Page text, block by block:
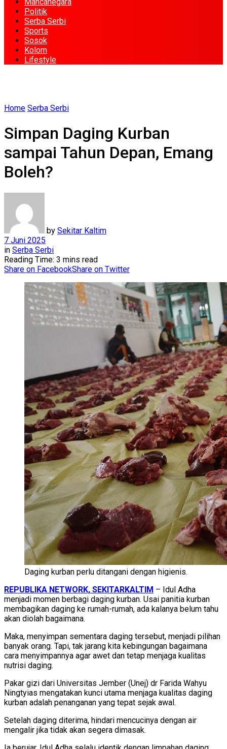
Politik
Serba Serbi
Sports
Sosok
Kolom
Lifestyle
Home Serba Serbi
Simpan Daging Kurban
sampai Tahun Depan, Emang
Boleh?
by Sekitar Kaltim
7 Juni 2025
in Serba Serbi
Reading Time: 3 mins read
Share on FacebookShare on Twitter
Daging kurban perlu ditangani dengan higienis.
REPUBLIKA NETWORK, SEKITARKALTIM – Idul Adha
menjadi momen berbagi daging kurban. Usai panitia kurban
membagikan daging ke rumah-rumah, ada kalanya belum tahu
akan diolah bagaimana.
Maka, menyimpan sementara daging tersebut, menjadi pilihan
banyak orang. Tapi, tak jarang kita kebingungan bagaimana
cara menyimpannya agar awet dan tetap menjaga kualitas
nutrisi daging.
Pakar gizi dari Universitas Jember (Unej) dr Farida Wahyu
Ningtyias mengatakan kunci utama menjaga kualitas daging
kurban adalah penanganan yang tepat sejak awal.
Setelah daging diterima, hindari mencucinya dengan air
mengalir jika tidak akan segera dimasak.